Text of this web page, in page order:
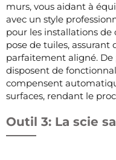
murs, vous aidant à
avec un style
pour les installations de
pose de tuiles,
parfaitement aligné. De
disposent de
compensent
surfaces, rendant le
Outil 3: La scie